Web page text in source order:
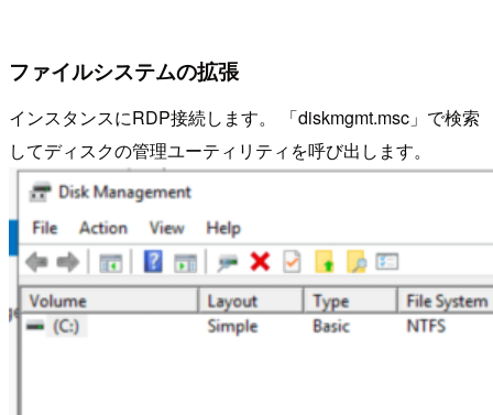
ファイルシステムの拡張
インスタンスにRDP接続します。 「diskmgmt.msc」で検索
してディスクの管理ユーティリティを呼び出します。